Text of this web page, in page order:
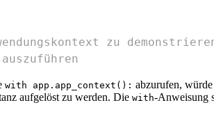
zu
with app.app_context(): abzurufen,
aufgelöst zu werden. Die with-Anweisung